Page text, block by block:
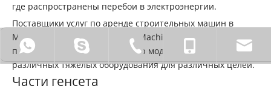
где распространены перебои в электроэнергии.
Поставщики услуг по аренде строительных машин в
Малайзии, такие как Superior Machinery Sdn Bhd,
предоставляет широкий спектр моделей Gensets и
различных тяжелых оборудования для различных целей.
Части генсета
0086 18772211931Sinocaowei. 0086-710-2828838.
0086 -